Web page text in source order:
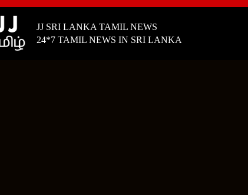
JJ SRI LANKA TAMIL NEWS
24*7 TAMIL NEWS IN SRI LANKA